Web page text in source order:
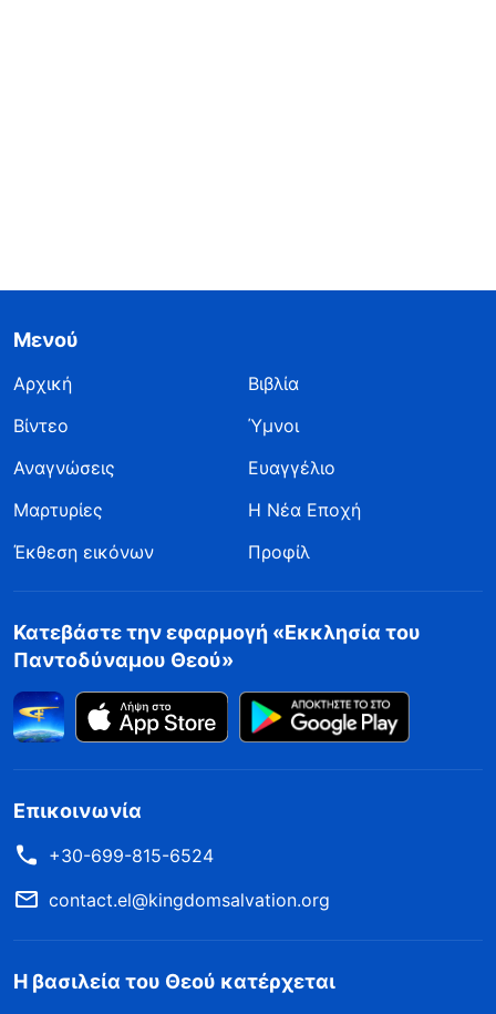
Μενού
Αρχική
Βιβλία
Βίντεο
Ύμνοι
Αναγνώσεις
Ευαγγέλιο
Μαρτυρίες
Η Νέα Εποχή
Έκθεση εικόνων
Προφίλ
Κατεβάστε την εφαρμογή «Εκκλησία του
Παντοδύναμου Θεού»
Επικοινωνία
+30-699-815-6524
contact.el@kingdomsalvation.org
Η βασιλεία του Θεού κατέρχεται